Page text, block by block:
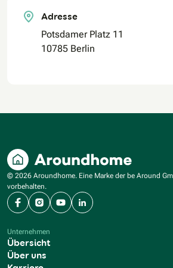
Adresse
Potsdamer Platz 11
10785 Berlin
© 2026 Aroundhome. Eine Marke der be Around
vorbehalten.
FacebookInstagram
YouTubeLinkedIn
Unternehmen
Übersicht
Über uns